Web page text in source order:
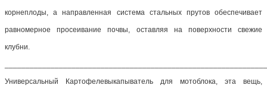
корнеплоды, а направленная система стальных прутов обеспечивает
равномерное просеивание почвы, оставляя на поверхности свежие
клубни.
Универсальный Картофелевыкапыватель для мотоблока, эта вещь,